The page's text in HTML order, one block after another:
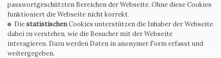
CERDOMUS S.R.L.
Via Emilia Ponente, 1000 - 48014 Castel Bolognese (RA) Italy
Tel. +39.0546.652111 - Email: info@cerdomus.com
Codice Fiscale e numero iscrizione al registro imprese di Ravenna
02620780391 - REA RA 217992 - Capitale Sociale Euro 20.000.000 i.v.
passwortgeschützten Bereichen der Webseite. Ohne diese Cookies
funktioniert die Webseite nicht korrekt.
DiestatistischenCookies unterstützen die Inhaber der Webseite
dabei zu verstehen, wie die Besucher mit der Webseite
interagieren. Dazu werden Daten in anonymer Form erfasst und
weitergegeben.